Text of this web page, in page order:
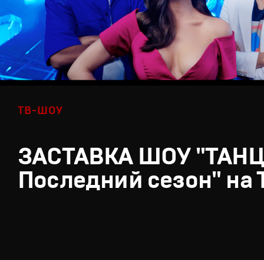
ТВ-ШОУ
ЗАСТАВКА ШОУ
Последний сезон" на